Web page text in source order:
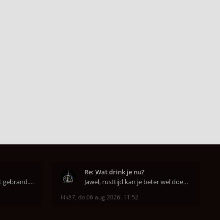
Super dat je zo goed hebt gebrand. Gefeliciteerd!
Re: Wat drink je nu?
Jawel, rusttijd kan je beter wel doen anders smaa
Hk87, do 06 aug 2026, 11:52